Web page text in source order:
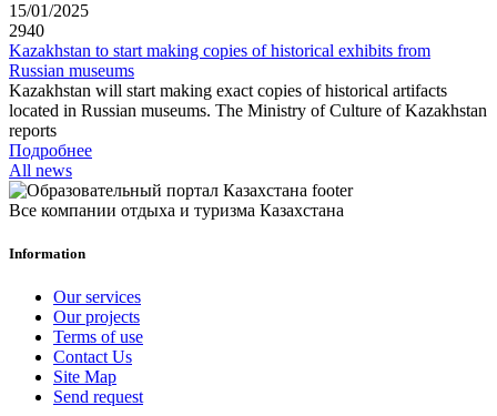
15/01/2025
2940
Kazakhstan to start making copies of historical exhibits from
Russian museums
Kazakhstan will start making exact copies of historical artifacts
located in Russian museums. The Ministry of Culture of Kazakhstan
reports
Подробнее
All news
Все компании отдыха и туризма Казахстана
Information
Our services
Our projects
Terms of use
Contact Us
Site Map
Send request